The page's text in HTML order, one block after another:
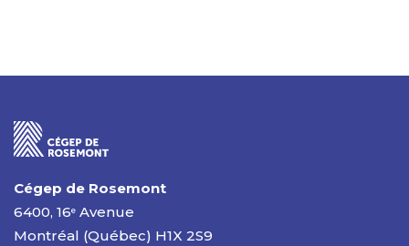
Cégep de Rosemont
6400, 16e Avenue
Montréal (Québec) H1X 2S9